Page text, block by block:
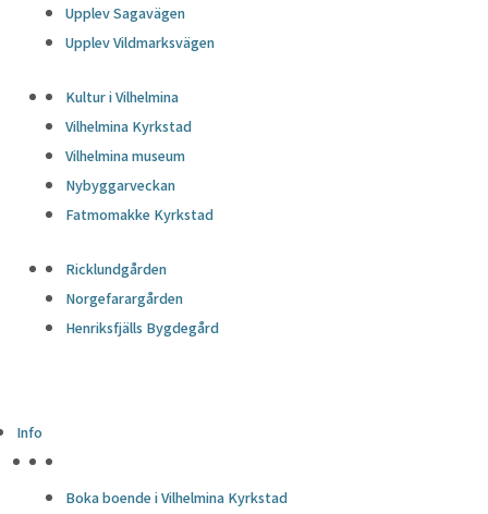
Upplev Sagavägen
Upplev Vildmarksvägen
Kultur i Vilhelmina
Vilhelmina Kyrkstad
Vilhelmina museum
Nybyggarveckan
Fatmomakke Kyrkstad
Ricklundgården
Norgefarargården
Henriksfjälls Bygdegård
Info
Boka boende i Vilhelmina Kyrkstad